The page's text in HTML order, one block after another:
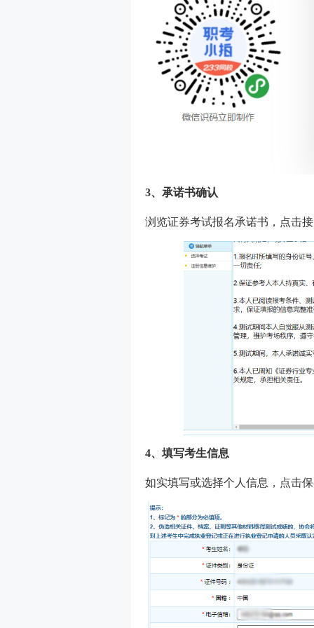
3、承诺书确认
浏览证券考试报名承诺书，点击
4、填写考生信息
如实填写或选择个人信息，点击